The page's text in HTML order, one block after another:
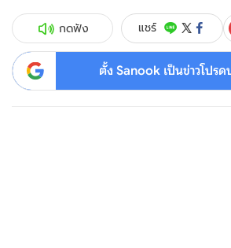
กดฟัง แชร์
ตั้ง Sanook เป็นข่าวโปร